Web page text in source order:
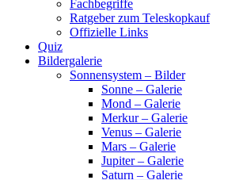
Fachbegriffe
Ratgeber zum Teleskopkauf
Offizielle Links
Quiz
Bildergalerie
Sonnensystem – Bilder
Sonne – Galerie
Mond – Galerie
Merkur – Galerie
Venus – Galerie
Mars – Galerie
Jupiter – Galerie
Saturn – Galerie